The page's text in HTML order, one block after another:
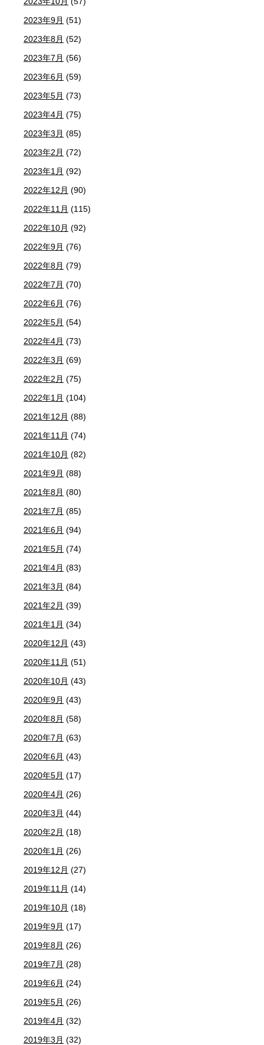
2023年9月 (51)
2023年8月 (52)
2023年7月 (56)
2023年6月 (59)
2023年5月 (73)
2023年4月 (75)
2023年3月 (85)
2023年2月 (72)
2023年1月 (92)
2022年12月 (90)
2022年11月 (115)
2022年10月 (92)
2022年9月 (76)
2022年8月 (79)
2022年7月 (70)
2022年6月 (76)
2022年5月 (54)
2022年4月 (73)
2022年3月 (69)
2022年2月 (75)
2022年1月 (104)
2021年12月 (88)
2021年11月 (74)
2021年10月 (82)
2021年9月 (88)
2021年8月 (80)
2021年7月 (85)
2021年6月 (94)
2021年5月 (74)
2021年4月 (83)
2021年3月 (84)
2021年2月 (39)
2021年1月 (34)
2020年12月 (43)
2020年11月 (51)
2020年10月 (43)
2020年9月 (43)
2020年8月 (58)
2020年7月 (63)
2020年6月 (43)
2020年5月 (17)
2020年4月 (26)
2020年3月 (44)
2020年2月 (18)
2020年1月 (26)
2019年12月 (27)
2019年11月 (14)
2019年10月 (18)
2019年9月 (17)
2019年8月 (26)
2019年7月 (28)
2019年6月 (24)
2019年5月 (26)
2019年4月 (32)
2019年3月 (32)